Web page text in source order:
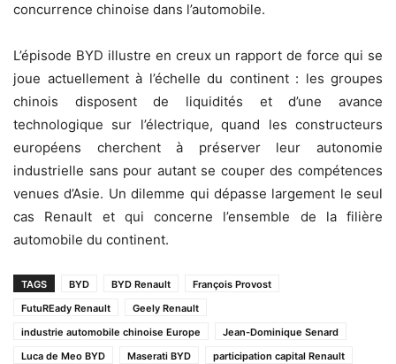
concurrence chinoise dans l’automobile.
L’épisode BYD illustre en creux un rapport de force qui se
joue actuellement à l’échelle du continent : les groupes
chinois disposent de liquidités et d’une avance
technologique sur l’électrique, quand les constructeurs
européens cherchent à préserver leur autonomie
industrielle sans pour autant se couper des compétences
venues d’Asie. Un dilemme qui dépasse largement le seul
cas Renault et qui concerne l’ensemble de la filière
automobile du continent.
TAGS BYD BYD Renault
François Provost
FutuREady Renault
Geely Renault
industrie automobile chinoise Europe
Jean-Dominique Senard
Luca de Meo BYD
Maserati BYD
participation capital Renault